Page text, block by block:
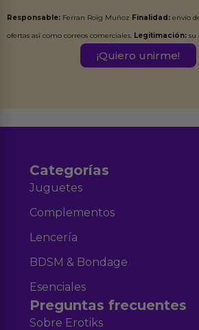
Responsable: Ferran Roig Muñoz Finalidad: envío
ofertas así como correos comerciales. Legitimación: su
Destinatarios:Ferran Roig Muñoz.
Categorías
Juguetes
Complementos
Lencería
BDSM & Bondage
Esenciales
Preguntas frecuentes
Sobre Erotiks